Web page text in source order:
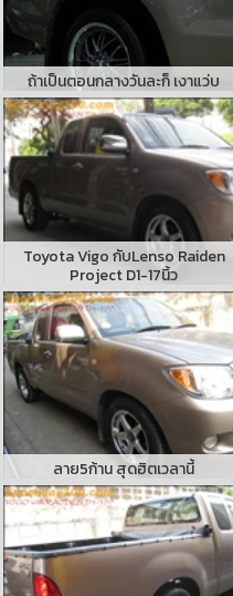
ถ้าเป็นตอนกลางวันละก็ เงาแว่บ
Toyota Vigo กับLenso Raiden
Project D1-17นิ้ว
ลาย5ก้าน สุดฮิตเวลานี้